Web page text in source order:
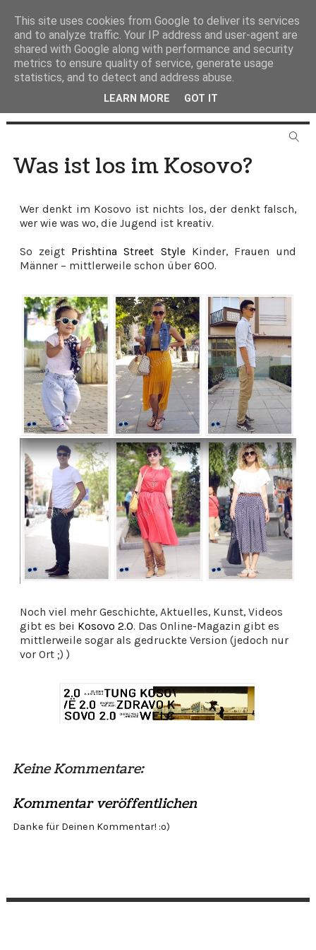
Was ist los im Kosovo?
Wer denkt im Kosovo ist nichts los, der denkt falsch,
wer wie was wo, die Jugend ist kreativ.
So zeigt Prishtina Street StyleKinder, Frauen und
Männer – mittlerweile schon über 600.
Noch viel mehr Geschichte, Aktuelles, Kunst, Videos
gibt es bei Kosovo 2.0. Das Online-Magazin gibt es
mittlerweile sogar als gedruckte Version (jedoch nur
vor Ort ;) )
Keine Kommentare:
Kommentar veröffentlichen
Danke für Deinen Kommentar! :o)
This site uses cookies from Google to deliver its services
and to analyze traffic. Your IP address and user-agent are
shared with Google along with performance and security
metrics to ensure quality of service, generate usage
statistics, and to detect and address abuse.
LEARN MORE GOT IT